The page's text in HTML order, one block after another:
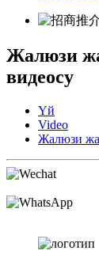
Жалюзи
видеосу
Үй
Video
Жалюзи